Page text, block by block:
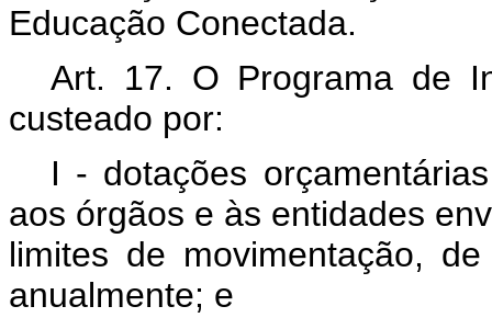
Educação Conectada.
Art. 17. O Programa de
custeado por:
I - dotações
aos órgãos e às entidades
limites de movimentação,
anualmente; e